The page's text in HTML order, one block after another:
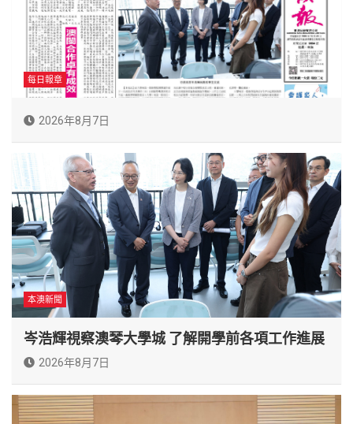
每日報章
2026年8月7日
本澳新聞
岑浩輝視察澳琴大學城 了解開學前各項工作進展
2026年8月7日